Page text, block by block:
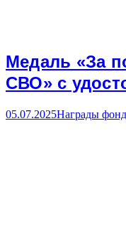
Медаль «За
СВО» с
05.07.2025Награды